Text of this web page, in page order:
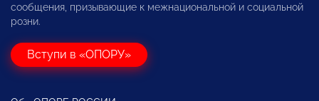
сообщения, призывающие к межнациональной и социальной
розни.
Вступи в «ОПОРУ»